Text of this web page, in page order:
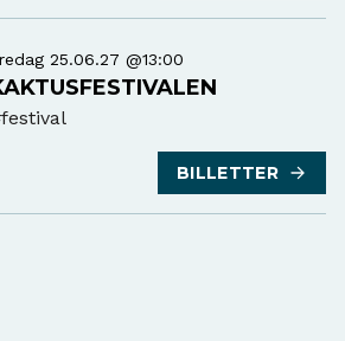
25.06.27 @13:00
BILLETTER